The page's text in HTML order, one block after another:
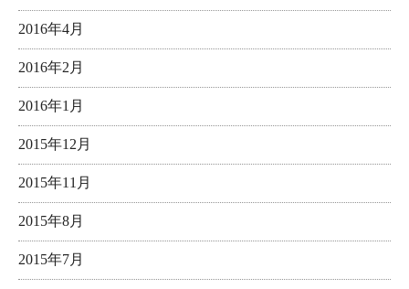
2016年4月
2016年2月
2016年1月
2015年12月
2015年11月
2015年8月
2015年7月